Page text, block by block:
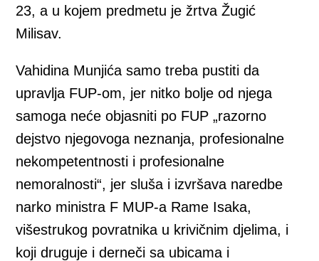
23, a u kojem predmetu je žrtva Žugić
Milisav.
Vahidina Munjića samo treba pustiti da
upravlja FUP-om, jer nitko bolje od njega
samoga neće objasniti po FUP „razorno
dejstvo njegovoga neznanja, profesionalne
nekompetentnosti i profesionalne
nemoralnosti“, jer sluša i izvršava naredbe
narko ministra F MUP-a Rame Isaka,
višestrukog povratnika u krivičnim djelima, i
koji druguje i derneči sa ubicama i